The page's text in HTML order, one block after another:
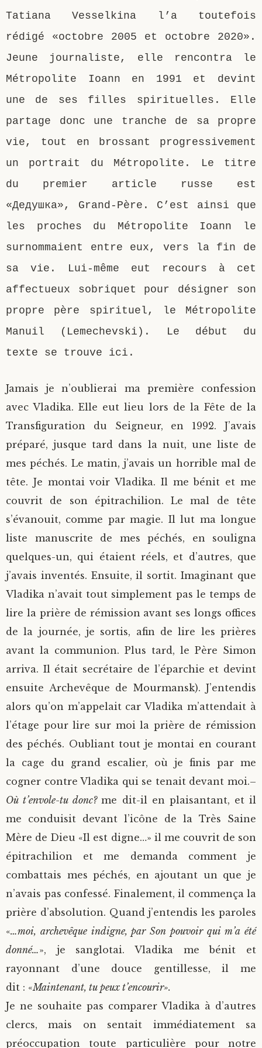
Saint Sophrony l’Athonite
Sainte Xenia
Sainte Matrone de Moscou
Staritsa Marie Makovkine
Natalia de Vyritsa
Staritsa Anastasia
Archimandrite Lazare (Abachidzé)
Geronda Arsenios le Spiléote
Gerondissa Makrina (Vassopoulou)
Archimandrite Nathanaël (Pospelov)
Père Héliodore
Tatiana Vesselkina l’a toutefois
rédigé «octobre 2005 et octobre 2020».
Jeune journaliste, elle rencontra le
Métropolite Ioann en 1991 et devint
une de ses filles spirituelles. Elle
partage donc une tranche de sa propre
vie, tout en brossant progressivement
un portrait du Métropolite. Le titre
du premier article russe est
«Дедушка», Grand-Père. C’est ainsi que
les proches du Métropolite Ioann le
surnommaient entre eux, vers la fin de
sa vie. Lui-même eut recours à cet
affectueux sobriquet pour désigner son
propre père spirituel, le Métropolite
Manuil (Lemechevski). Le début du
texte se trouve ici.
Jamais je n’oublierai ma première confession
avec Vladika. Elle eut lieu lors de la Fête de la
Transfiguration du Seigneur, en 1992. J’avais
préparé, jusque tard dans la nuit, une liste de
mes péchés. Le matin, j’avais un horrible mal de
tête. Je montai voir Vladika. Il me bénit et me
couvrit de son épitrachilion. Le mal de tête
s’évanouit, comme par magie. Il lut ma longue
liste manuscrite de mes péchés, en souligna
quelques-un, qui étaient réels, et d’autres, que
j’avais inventés. Ensuite, il sortit. Imaginant que
Vladika n’avait tout simplement pas le temps de
lire la prière de rémission avant ses longs offices
de la journée, je sortis, afin de lire les prières
avant la communion. Plus tard, le Père Simon
arriva. Il était secrétaire de l’éparchie et devint
ensuite Archevêque de Mourmansk). J’entendis
alors qu’on m’appelait car Vladika m’attendait à
l’étage pour lire sur moi la prière de rémission
des péchés. Oubliant tout je montai en courant
la cage du grand escalier, où je finis par me
cogner contre Vladika qui se tenait devant moi.–
Où t’envole-tu donc?me dit-il en plaisantant, et il
me conduisit devant l’icône de la Très Saine
Mère de Dieu «Il est digne…» il me couvrit de son
épitrachilion et me demanda comment je
combattais mes péchés, en ajoutant un que je
n’avais pas confessé. Finalement, il commença la
prière d’absolution. Quand j’entendis les paroles
«…moi, archevêque indigne, par Son pouvoir qui m’a été
donné…», je sanglotai. Vladika me bénit et
rayonnant d’une douce gentillesse, il me
dit : «Maintenant, tu peux t’encourir».
Je ne souhaite pas comparer Vladika à d’autres
clercs, mais on sentait immédiatement sa
préoccupation toute particulière pour notre